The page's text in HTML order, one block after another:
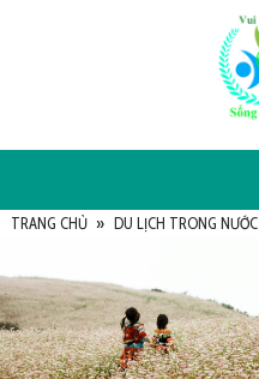
TRANG CHỦ » DU LỊCH TRONG NƯỚC